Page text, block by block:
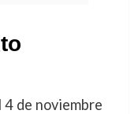
de noviembre